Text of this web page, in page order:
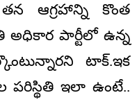
ఆగ్రహాన్ని కొంత
అధికార పార్టీలో ఉన్న
టాక్.ఇక
ప‌రిస్థితి ఇలా ఉంటే..